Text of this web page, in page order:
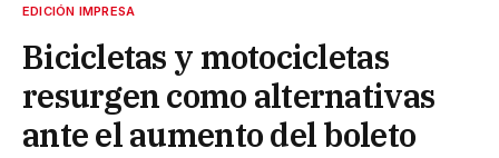
EDICIÓN IMPRESA
Bicicletas y motocicletas
resurgen como alternativas
ante el aumento del boleto